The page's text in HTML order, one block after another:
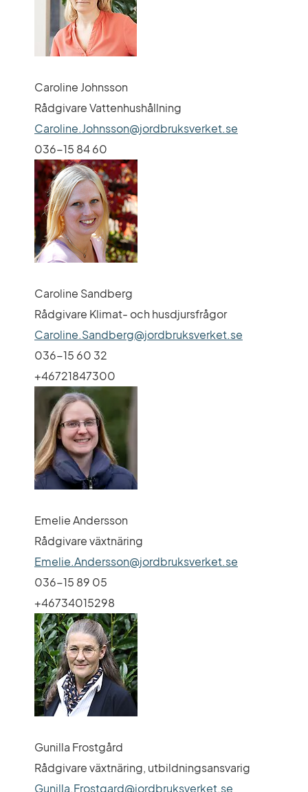
Caroline Johnsson
Rådgivare Vattenhushållning
Caroline.Johnsson@jordbruksverket.se
036-15 84 60
Caroline Sandberg
Rådgivare Klimat- och husdjursfrågor
Caroline.Sandberg@jordbruksverket.se
036-15 60 32
+46721847300
Emelie Andersson
Rådgivare växtnäring
Emelie.Andersson@jordbruksverket.se
036-15 89 05
+46734015298
Gunilla Frostgård
Rådgivare växtnäring, utbildningsansvarig
Gunilla.Frostgard@jordbruksverket.se